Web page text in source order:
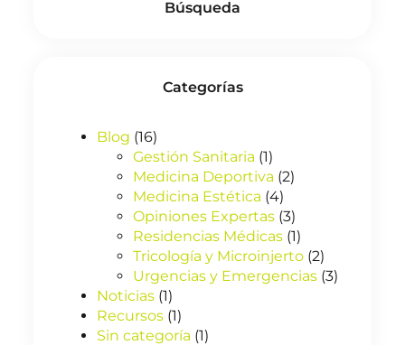
Búsqueda
Categorías
Blog (16)
Gestión Sanitaria (1)
Medicina Deportiva (2)
Medicina Estética (4)
Opiniones Expertas(3)
Residencias Médicas(1)
Tricología y Microinjerto(2)
Urgencias y Emergencias(3)
Noticias(1)
Recursos(1)
Sin categoría (1)